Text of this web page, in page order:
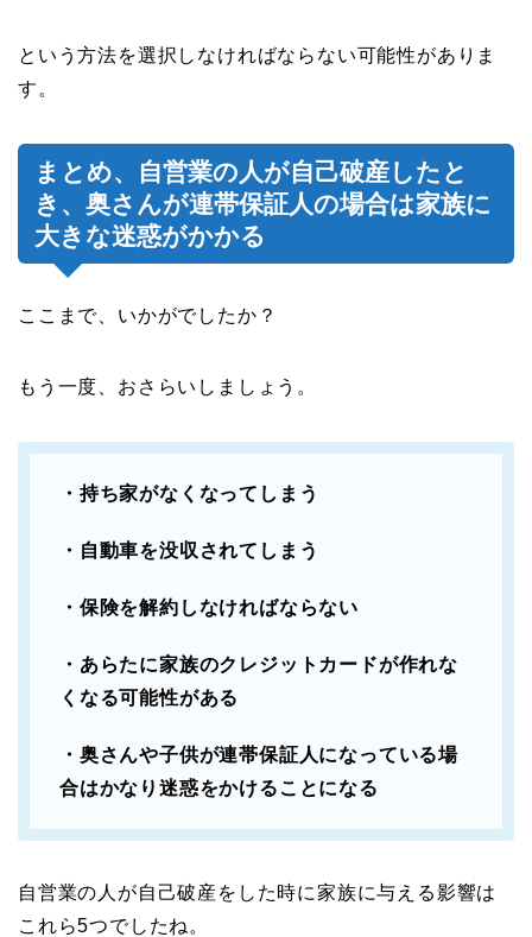
という方法を選択しなければならない可能性がありま
す。
まとめ、自営業の人が自己破産したと
き、奥さんが連帯保証人の場合は家族に
大きな迷惑がかかる
ここまで、いかがでしたか？
もう一度、おさらいしましょう。
・持ち家がなくなってしまう
・自動車を没収されてしまう
・保険を解約しなければならない
・あらたに家族のクレジットカードが作れな
くなる可能性がある
・奥さんや子供が連帯保証人になっている場
合はかなり迷惑をかけることになる
自営業の人が自己破産をした時に家族に与える影響は
これら5つでしたね。